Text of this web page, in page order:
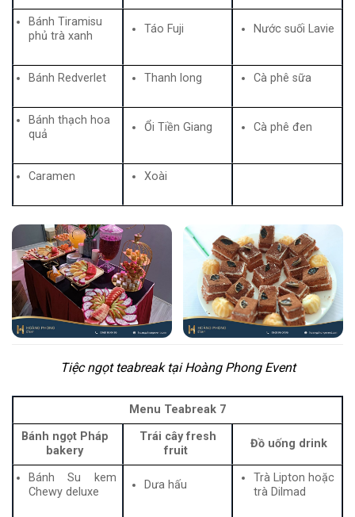
Bánh Tiramisu
phủ trà xanh
Táo Fuji Nước suối Lavie
Bánh Redverlet Thanh long Cà phê sữa
Bánh thạch hoa
quả
Ổi Tiền Giang Cà phê đen
Caramen Xoài
Tiệc ngọt teabreak tại Hoàng Phong Event
Menu Teabreak 7
Bánh ngọt Pháp
bakery
Trái cây fresh
fruit
Đồ uống drink
Bánh Su kem
Chewy deluxe
Dưa hấu
Trà Lipton hoặc
trà Dilmad